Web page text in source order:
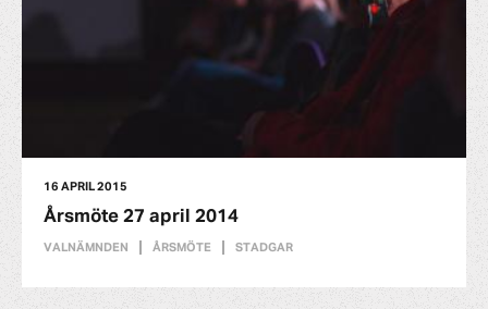
16 APRIL 2015
Årsmöte 27 april 2014
VALNÄMNDEN ÅRSMÖTE STADGAR